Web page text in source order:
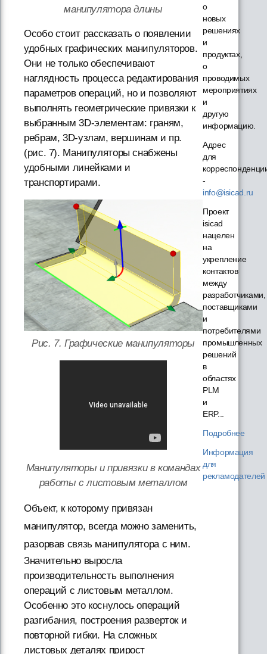
манипулятора длины
Особо стоит рассказать о появлении
удобных графических манипуляторов.
Они не только обеспечивают
наглядность процесса редактирования
параметров операций, но и позволяют
выполнять геометрические привязки к
выбранным 3D-элементам: граням,
ребрам, 3D-узлам, вершинам и пр.
(рис. 7). Манипуляторы снабжены
удобными линейками и
транспортирами.
Рис. 7. Графические манипуляторы
Манипуляторы и привязки в командах
работы с листовым металлом
Объект, к которому привязан
манипулятор, всегда можно заменить,
разорвав связь манипулятора с ним.
Значительно выросла
производительность выполнения
операций с листовым металлом.
Особенно это коснулось операций
разгибания, построения разверток и
повторной гибки. На сложных
листовых деталях прирост
о
новых
решениях
и
продуктах,
о
проводимых
мероприятиях
и
другую
информацию.
Адрес
для
-
info@isicad.ru
Проект
isicad
нацелен
на
укрепление
контактов
между
разработчиками,
поставщиками
и
потребителями
промышленных
решений
в
областях
PLM
и
ERP...
Подробнее
Информация
для
рекламодателей